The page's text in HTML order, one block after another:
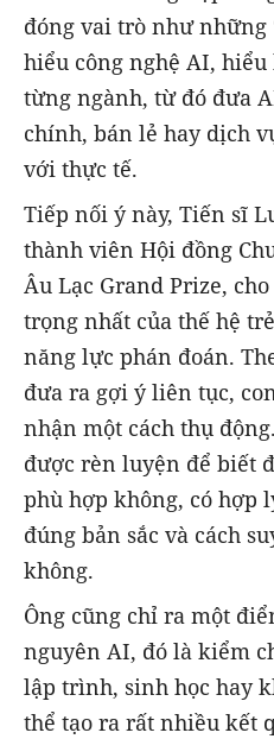
đóng vai trò như những
hiểu công nghệ AI,
từng ngành, từ đó đưa
chính, bán lẻ hay dịch
với thực tế.
Tiếp nối ý này, Tiến sĩ
thành viên Hội đồng
Âu Lạc Grand Prize,
trọng nhất của thế hệ
năng lực phán đoán.
đưa ra gợi ý liên tục,
nhận một cách thụ
được rèn luyện để biết
phù hợp không, có hợp
đúng bản sắc và cách
không.
Ông cũng chỉ ra một
nguyên AI, đó là kiểm
lập trình, sinh học hay
thể tạo ra rất nhiều kết